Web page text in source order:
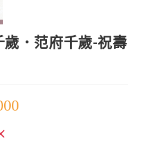
．范府千歲-祝壽